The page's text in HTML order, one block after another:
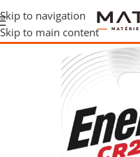
Skip to navigation
Skip to main content
Accueil/Piles, batteries et